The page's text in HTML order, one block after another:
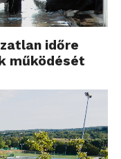
időre
működését